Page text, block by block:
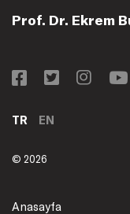
Prof. Dr. Ekrem
TR EN
© 2026
Anasayfa